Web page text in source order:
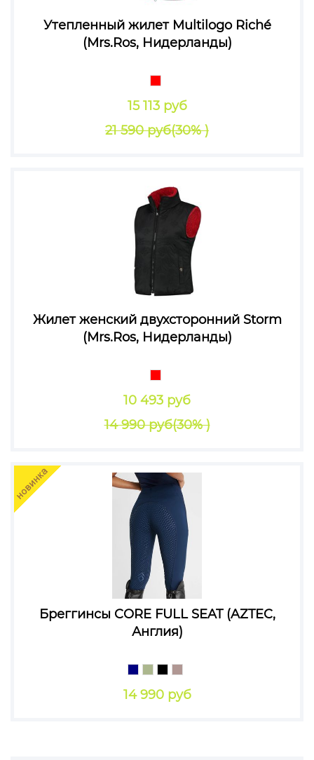
Утепленный жилет Multilogo Riché
(Mrs.Ros, Нидерланды)
15 113 руб
21 590 руб(30% )
Жилет женский двухсторонний Storm
(Mrs.Ros, Нидерланды)
10 493 руб
14 990 руб(30% )
Бреггинсы CORE FULL SEAT (AZTEC,
Англия)
14 990 руб